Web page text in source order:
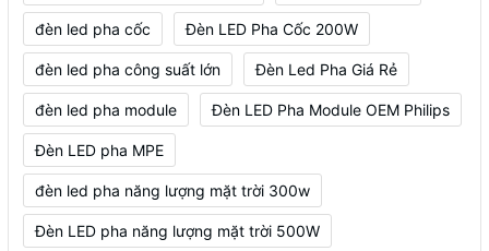
đèn led pha cốc Đèn LED Pha Cốc 200W
đèn led pha công suất lớn Đèn Led Pha Giá Rẻ
đèn led pha module Đèn LED Pha Module OEM Philips
Đèn LED pha MPE
đèn led pha năng lượng mặt trời 300w
Đèn LED pha năng lượng mặt trời 500W